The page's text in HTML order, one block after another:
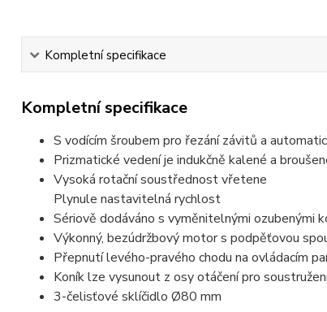
Kompletní specifikace
Kompletní specifikace
S vodícím šroubem pro řezání závitů a
Prizmatické vedení je indukčně kalené a
Vysoká rotační soustřednost vřetene
Plynule nastavitelná rychlost
Sériově dodáváno s vyměnitelnými ozubenými
Výkonný, bezúdržbový motor s podpěťovou
Přepnutí levého-pravého chodu na ovládacím
Koník lze vysunout z osy otáčení pro
3-čelisťové sklíčidlo Ø80 mm